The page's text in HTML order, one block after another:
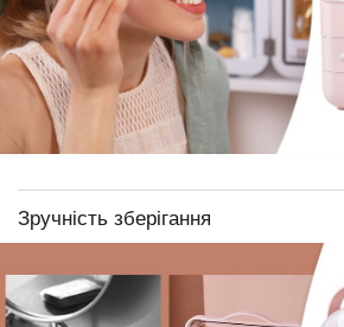
Зручність зберігання